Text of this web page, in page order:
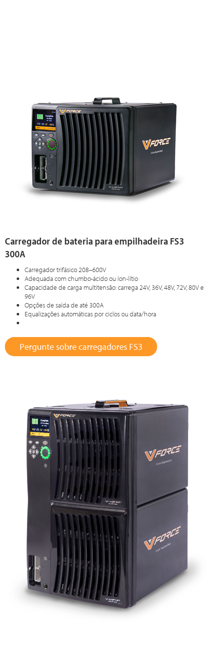
Carregador de bateria para empilhadeira FS3
300A
Carregador trifásico 208–600V
Adequada com chumbo-ácido ou íon-lítio
Capacidade de carga multitensão: carrega 24V, 36V, 48V, 72V, 80V e
96V
Opções de saída de até 300A
Equalizações automáticas por ciclos ou data/hora
Pergunte sobre carregadores FS3